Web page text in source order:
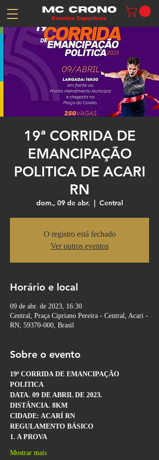
19ª CORRIDA DE
EMANCIPAÇÃO
POLITICA DE ACARI
RN
dom., 09 de abr.
  |
Central
O registro está fechado
Ver outros eventos
Horário e local
09 de abr. de 2023, 16:30
Central, Praça Cipriano Pereira - Central, Acari -
RN, 59370-000, Brasil
Sobre o evento
19ª CORRIDA DE EMANCIPAÇÃO
POLITICA
DATA. 09 DE ABRIL DE 2023.
DISTÂNCIA. 8KM
CIDADE: ACARÍ RN
REGULAMENTO BÁSICO
1. A PROVA
Mostrar mais